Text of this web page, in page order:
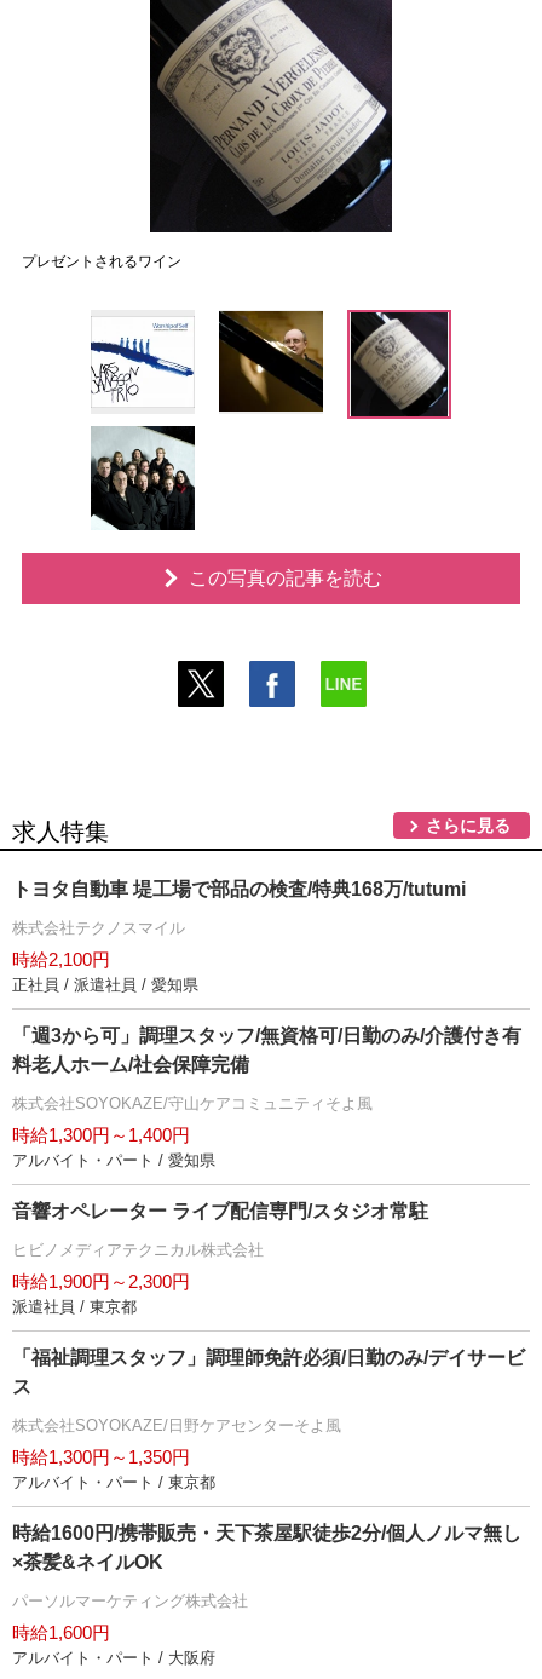
プレゼントされるワイン
この写真の記事を読む
求人特集 さらに見る
トヨタ自動車 堤工場で部品の検査/特典168万/tutumi
株式会社テクノスマイル
時給2,100円
正社員 / 派遣社員 / 愛知県
「週3から可」調理スタッフ/無資格可/日勤のみ/介護付き有
料老人ホーム/社会保障完備
株式会社SOYOKAZE/守山ケアコミュニティそよ風
時給1,300円～1,400円
アルバイト・パート / 愛知県
音響オペレーター ライブ配信専門/スタジオ常駐
ヒビノメディアテクニカル株式会社
時給1,900円～2,300円
派遣社員 / 東京都
「福祉調理スタッフ」調理師免許必須/日勤のみ/デイサービ
ス
株式会社SOYOKAZE/日野ケアセンターそよ風
時給1,300円～1,350円
アルバイト・パート / 東京都
時給1600円/携帯販売・天下茶屋駅徒歩2分/個人ノルマ無し
×茶髪&ネイルOK
パーソルマーケティング株式会社
時給1,600円
アルバイト・パート / 大阪府